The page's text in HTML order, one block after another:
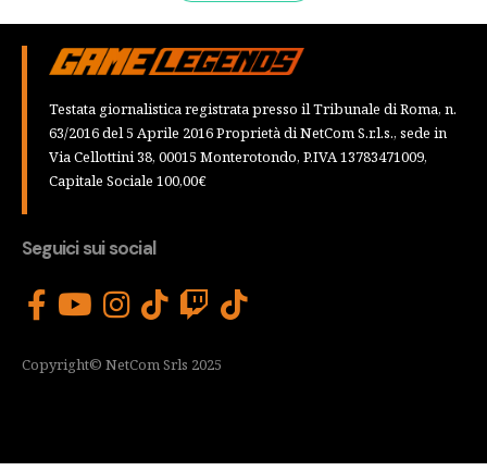
Testata giornalistica registrata presso il Tribunale di Roma, n.
63/2016 del 5 Aprile 2016 Proprietà di NetCom S.r.l.s., sede in
Via Cellottini 38, 00015 Monterotondo, P.IVA 13783471009,
Capitale Sociale 100,00€
Seguici sui social
Copyright© NetCom Srls 2025